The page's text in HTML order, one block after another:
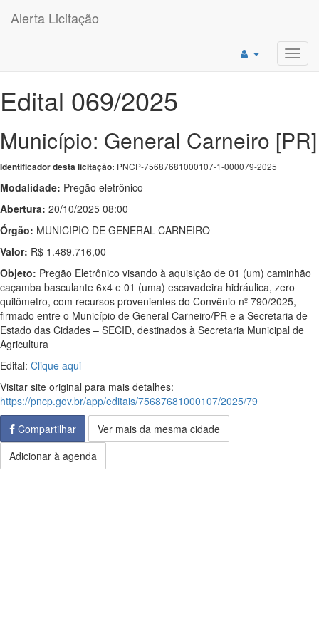
Alerta Licitação
Edital 069/2025
Município: General Carneiro [PR]
Identificador desta licitação: PNCP-75687681000107-1-000079-2025
Modalidade: Pregão eletrônico
Abertura: 20/10/2025 08:00
Órgão: MUNICIPIO DE GENERAL CARNEIRO
Valor: R$ 1.489.716,00
Objeto: Pregão Eletrônico visando à aquisição de 01 (um) caminhão
caçamba basculante 6x4 e 01 (uma) escavadeira hidráulica, zero
quilômetro, com recursos provenientes do Convênio nº 790/2025,
firmado entre o Município de General Carneiro/PR e a Secretaria de
Estado das Cidades – SECID, destinados à Secretaria Municipal de
Agricultura
Edital: Clique aqui
Visitar site original para mais detalhes:
https://pncp.gov.br/app/editais/75687681000107/2025/79
Compartilhar
Ver mais da mesma cidade
Adicionar à agenda